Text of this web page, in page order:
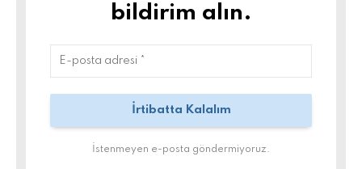
bildirim alın.
İstenmeyen e-posta göndermiyoruz.